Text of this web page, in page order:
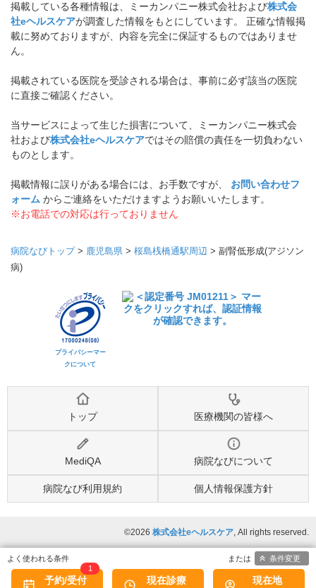
掲載している各種情報は、ミーカンパニー株式会社および株式会
社eヘルスケアが調査した情報をもとにしています。 正確な情報掲
載に努めておりますが、内容を完全に保証するものではありませ
ん。
掲載されている医院を受診される場合は、事前に必ず該当の医院
に直接ご確認ください。
当サービスによって生じた損害について、ミーカンパニー株式会
社および株式会社eヘルスケアではその賠償の責任を一切負わない
ものとします。
掲載情報に誤りがある場合には、お手数ですが、 お問い合わせフ
ォーム からご連絡をいただけますようお願いいたします。
※お電話での対応は行っておりません
病院なびトップ> 鹿児島県 > 桜島桟橋通駅周辺 > 副腎低形成(アジソン
病)
プライバシーマー
クについて
トップ 医療機関の皆様へ
MediQA 病院なびについて
病院なび利用規約 個人情報保護方針
©2026 株式会社eヘルスケア, All rights reserved.
予約/受付
1
現在診療 現在地
条件変更